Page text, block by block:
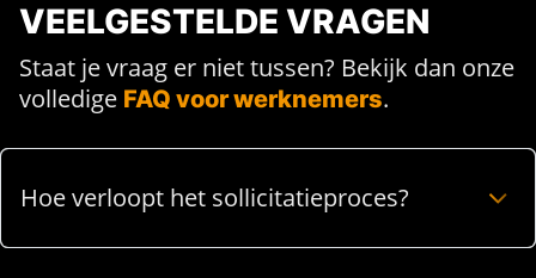
VEELGESTELDE VRAGEN
Staat je vraag er niet tussen? Bekijk dan onze
volledige FAQ voor werknemers.
Hoe verloopt het sollicitatieproces?